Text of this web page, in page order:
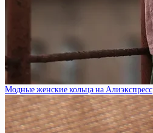
Модные женские кольца на Алиэкспресс